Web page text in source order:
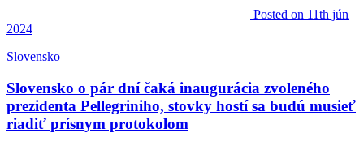
Posted on 11th jún
2024
Slovensko
Slovensko o pár dní čaká inaugurácia zvoleného
prezidenta Pellegriniho, stovky hostí sa budú musieť
riadiť prísnym protokolom